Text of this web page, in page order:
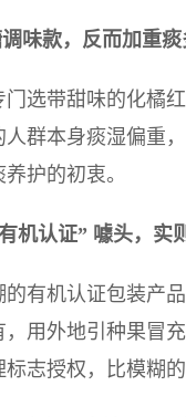
味款，反而加重
选带甜味的化橘
人群本身痰湿偏重
护的初衷。
机认证” 噱头，实
的有机认证包装产
用外地引种果冒
志授权，比模糊